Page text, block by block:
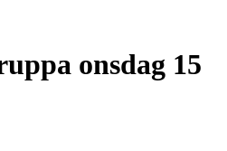
onsdag 15